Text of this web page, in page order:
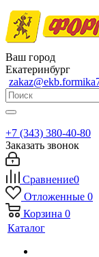
Ваш город
Екатеринбург
+7 (343) 380-40-80
Заказать звонок
Сравнение0
Отложенные 0
Корзина 0
Каталог